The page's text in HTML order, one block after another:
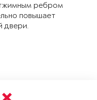
ребром
повышает
двери.